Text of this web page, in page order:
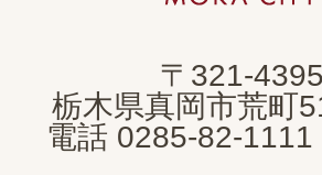
市
CITY
〒321-
栃木県真岡市荒町
電話 0285-82-1111